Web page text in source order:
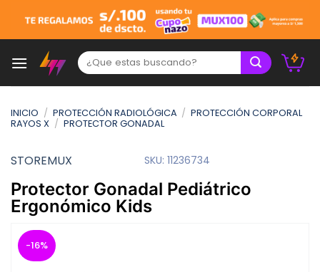
content
Buscar:
INICIO / PROTECCIÓN RADIOLÓGICA / PROTECCIÓN CORPORAL
RAYOS X / PROTECTOR GONADAL
STOREMUX SKU: 11236734
Protector Gonadal Pediátrico
Ergonómico Kids
-16%